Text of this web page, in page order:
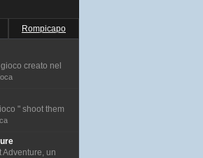
Rompicapo
creato nel
" shoot them
Adventure, un